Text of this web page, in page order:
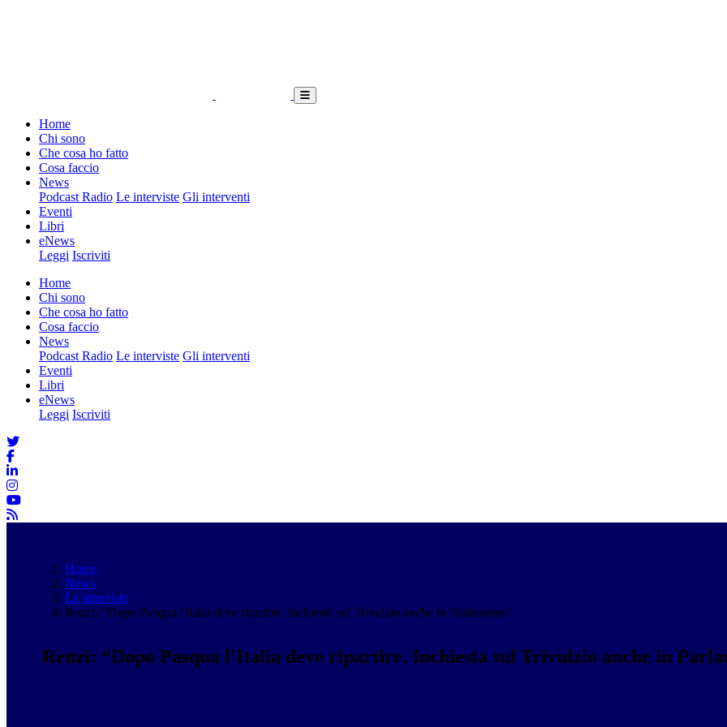
Home
Chi sono
Che cosa ho fatto
Cosa faccio
News
Podcast Radio Le interviste Gli interventi
Eventi
Libri
eNews
Leggi Iscriviti
Home
Chi sono
Che cosa ho fatto
Cosa faccio
News
Podcast Radio Le interviste Gli interventi
Eventi
Libri
eNews
Leggi Iscriviti
Home
News
Le interviste
Renzi: “Dopo Pasqua l'Italia deve ripartire. Inchiesta sul Trivulzio anche in Parlamento”
Renzi: “Dopo Pasqua l'Italia deve ripartire. Inchiesta sul Trivulzio anche in